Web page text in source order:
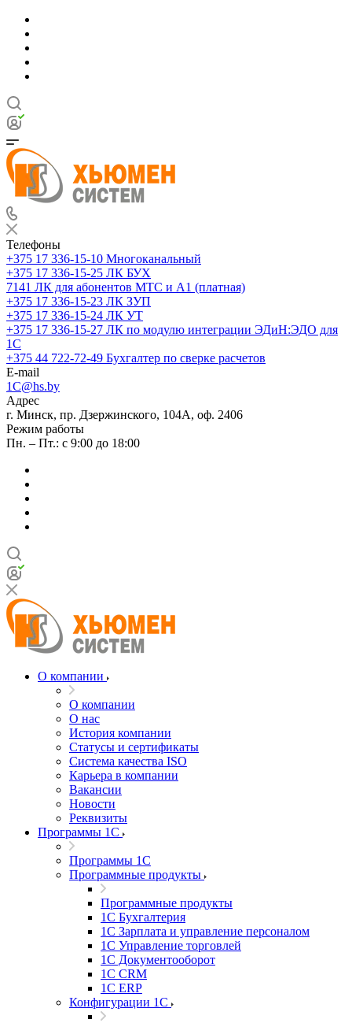
Телефоны
+375 17 336-15-10 Многоканальный
+375 17 336-15-25 ЛК БУХ
7141 ЛК для абонентов МТС и А1 (платная)
+375 17 336-15-23 ЛК ЗУП
+375 17 336-15-24 ЛК УТ
+375 17 336-15-27 ЛК по модулю интеграции ЭДиН:ЭДО для
1С
+375 44 722-72-49 Бухгалтер по сверке расчетов
E-mail
1C@hs.by
Адрес
г. Минск, пр. Дзержинского, 104А, оф. 2406
Режим работы
Пн. – Пт.: с 9:00 до 18:00
О компании
О компании
О нас
История компании
Статусы и сертификаты
Система качества ISO
Карьера в компании
Вакансии
Новости
Реквизиты
Программы 1С
Программы 1С
Программные продукты
Программные продукты
1С Бухгалтерия
1С Зарплата и управление персоналом
1С Управление торговлей
1С Документооборот
1С CRM
1С ERP
Конфигурации 1С